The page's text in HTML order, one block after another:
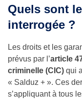
Quels sont
interrogée ?
Les droits et les
prévus par l’article
criminelle (CIC) qui
« Salduz + ». Ces
s’appliquant à tous